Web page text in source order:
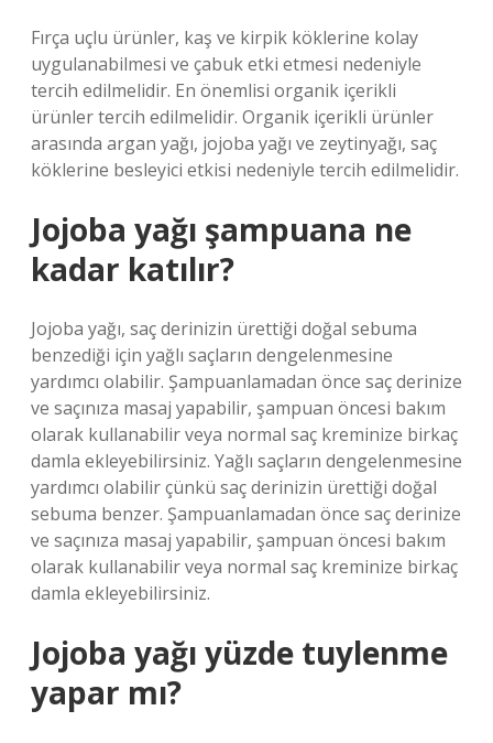
Fırça uçlu ürünler, kaş ve kirpik köklerine kolay
uygulanabilmesi ve çabuk etki etmesi nedeniyle
tercih edilmelidir. En önemlisi organik içerikli
ürünler tercih edilmelidir. Organik içerikli ürünler
arasında argan yağı, jojoba yağı ve zeytinyağı, saç
köklerine besleyici etkisi nedeniyle tercih edilmelidir.
Jojoba yağı şampuana ne
kadar katılır?
Jojoba yağı, saç derinizin ürettiği doğal sebuma
benzediği için yağlı saçların dengelenmesine
yardımcı olabilir. Şampuanlamadan önce saç derinize
ve saçınıza masaj yapabilir, şampuan öncesi bakım
olarak kullanabilir veya normal saç kreminize birkaç
damla ekleyebilirsiniz. Yağlı saçların dengelenmesine
yardımcı olabilir çünkü saç derinizin ürettiği doğal
sebuma benzer. Şampuanlamadan önce saç derinize
ve saçınıza masaj yapabilir, şampuan öncesi bakım
olarak kullanabilir veya normal saç kreminize birkaç
damla ekleyebilirsiniz.
Jojoba yağı yüzde tuylenme
yapar mı?